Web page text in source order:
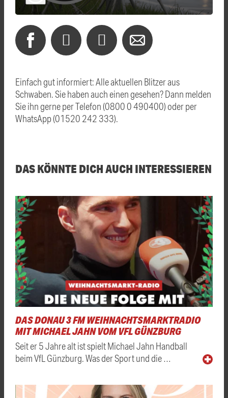
Einfach gut informiert: Alle aktuellen Blitzer aus
Schwaben. Sie haben auch einen gesehen? Dann melden
Sie ihn gerne per Telefon (0800 0 490400) oder per
WhatsApp (01520 242 333).
DAS KÖNNTE DICH AUCH INTERESSIEREN
DAS DONAU 3 FM WEIHNACHTSMARKTRADIO
MIT MICHAEL JAHN VOM VFL GÜNZBURG
Seit er 5 Jahre alt ist spielt Michael Jahn Handball
beim VfL Günzburg. Was der Sport und die …